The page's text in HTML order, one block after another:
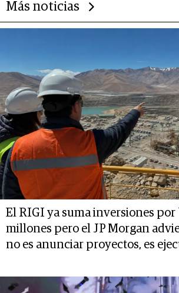
Más noticias
El RIGI ya suma inversiones
millones pero el JP Morgan
no es anunciar proyectos, es